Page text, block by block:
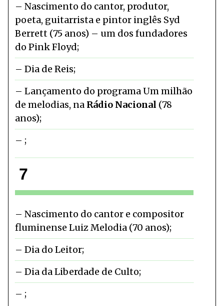
Nascimento do cantor, produtor,
poeta, guitarrista e pintor inglês Syd
Berrett (75 anos) – um dos fundadores
do Pink Floyd
Dia de Reis
Lançamento do programa Um milhão
de melodias, na Rádio Nacional (78
anos)
7
Nascimento do cantor e compositor
fluminense Luiz Melodia (70 anos)
Dia do Leitor
Dia da Liberdade de Culto